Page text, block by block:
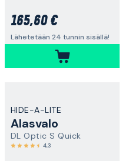
165,60 €
Lähetetään 24 tunnin sisällä!
HIDE-A-LITE
Alasvalo
DL Optic S Quick
4,3